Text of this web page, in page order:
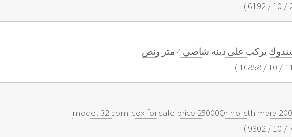
/
10
/
6192
)
يركب على دينه شاصي 4 متر ونص
/
10
/
10858
)
2007 model 32 cbm box for sale price
/
10
/
9302
)